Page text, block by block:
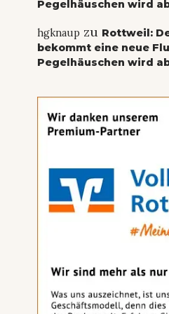
Pegelhäuschen wird
hgknaupzu Rottweil:
bekommt eine neue
Pegelhäuschen wird